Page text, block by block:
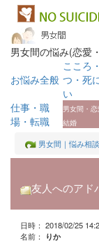
男女間の悩み(恋愛
お悩み全般
こころ
つ・死
い
仕事・職
場・転職
男女間・恋
結婚
男女間｜悩み相
友人へのアド
日時： 2018/02/25
名前：
りか